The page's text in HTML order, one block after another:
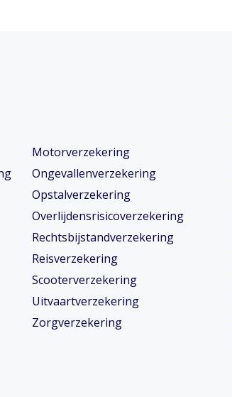
Motorverzekering
Ongevallenverzekering
Opstalverzekering
Overlijdensrisicoverzekering
Rechtsbijstandverzekering
Reisverzekering
Scooterverzekering
Uitvaartverzekering
Zorgverzekering